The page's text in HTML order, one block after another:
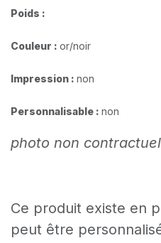
Poids :
Couleur : or/noir
Impression : non
Personnalisable : non
photo non
Ce produit existe en
peut être